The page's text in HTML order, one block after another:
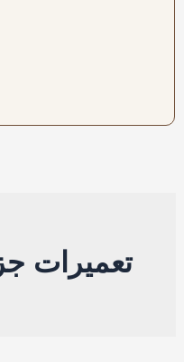
تعمیرات